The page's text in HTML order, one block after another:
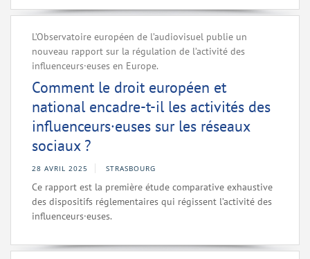
L’Observatoire européen de l’audiovisuel publie un
nouveau rapport sur la régulation de l’activité des
influenceurs·euses en Europe.
Comment le droit européen et
national encadre-t-il les activités des
influenceurs·euses sur les réseaux
sociaux ?
28 AVRIL 2025 STRASBOURG
Ce rapport est la première étude comparative exhaustive
des dispositifs réglementaires qui régissent l’activité des
influenceurs·euses.